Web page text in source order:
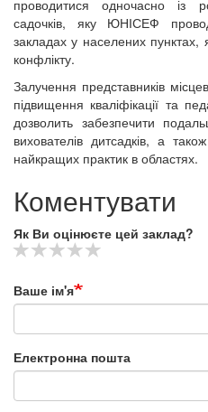
проводитися одночасно із
садочків, яку ЮНІСЕФ
закладах у населених пунктах,
конфлікту.
Залучення представників
підвищення кваліфікації та
дозволить забезпечити
вихователів дитсадків, а
найкращих практик в областях.
Коментувати
Як Ви оцінюєте цей заклад?
Ваше ім'я
Електронна пошта